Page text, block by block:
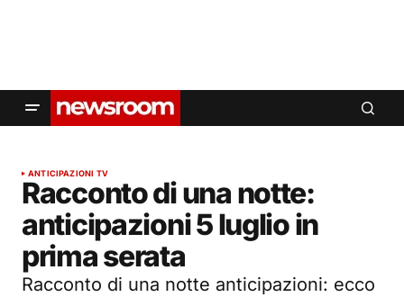
ANTICIPAZIONI TV
Racconto di una notte:
anticipazioni 5 luglio in
prima serata
Racconto di una notte anticipazioni: ecco